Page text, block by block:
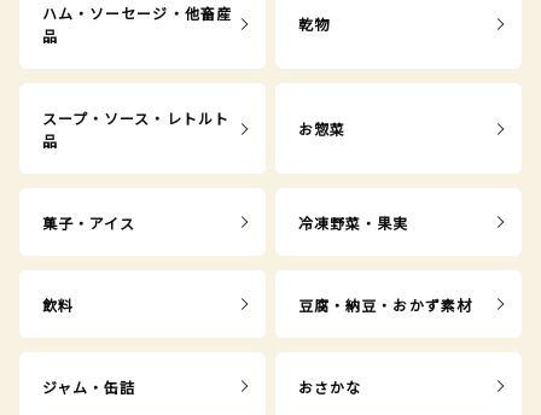
ハム・ソーセージ・他畜産
品
乾物
スープ・ソース・レトルト
品
お惣菜
菓子・アイス 冷凍野菜・果実
飲料 豆腐・納豆・おかず素材
ジャム・缶詰 おさかな